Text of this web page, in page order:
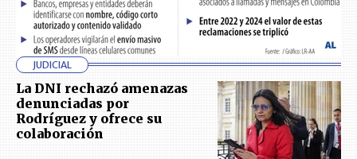
JUDICIAL
La DNI rechazó amenazas
denunciadas por
Rodríguez y ofrece su
colaboración